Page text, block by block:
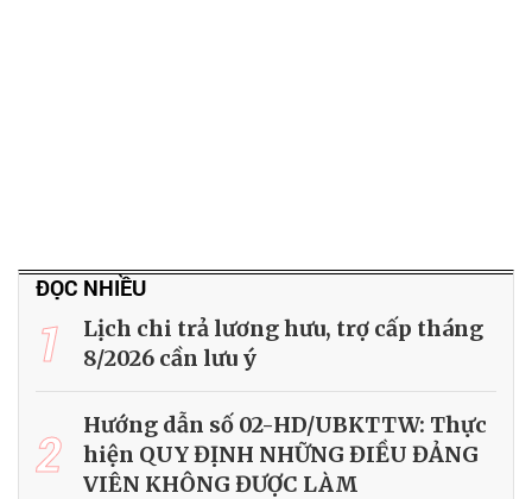
ĐỌC NHIỀU
1
Lịch chi trả lương hưu, trợ cấp tháng
8/2026 cần lưu ý
2
Hướng dẫn số 02-HD/UBKTTW: Thực
hiện QUY ĐỊNH NHỮNG ĐIỀU ĐẢNG
VIÊN KHÔNG ĐƯỢC LÀM